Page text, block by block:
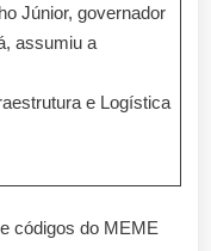
Júnior, governador
assumiu a
e Logística
códigos do MEME